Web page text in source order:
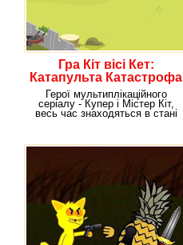
Гра Кіт вісі Кет:
Катапульта Катастрофа
Герої мультиплікаційного
серіалу - Купер і Містер Кіт,
весь час знаходяться в стані